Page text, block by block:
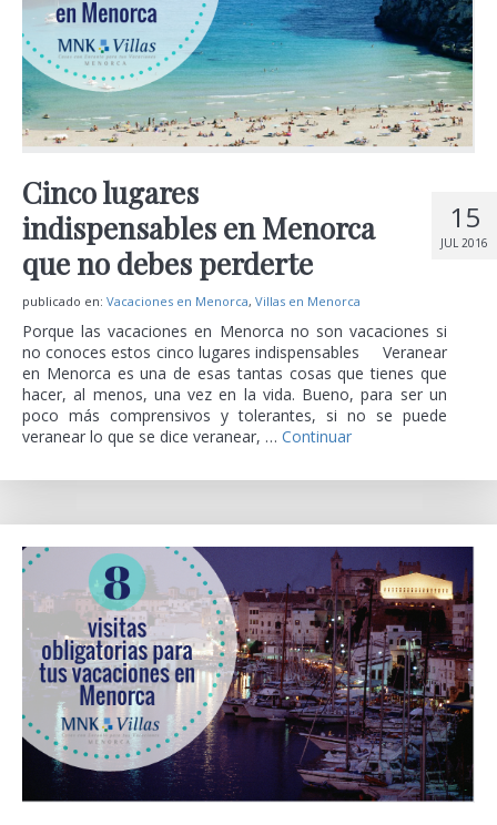
15
JUL 2016
Cinco lugares
indispensables en Menorca
que no debes perderte
publicado en: Vacaciones en Menorca, Villas en Menorca
Porque las vacaciones en Menorca no son vacaciones si
no conoces estos cinco lugares indispensables Veranear
en Menorca es una de esas tantas cosas que tienes que
hacer, al menos, una vez en la vida. Bueno, para ser un
poco más comprensivos y tolerantes, si no se puede
veranear lo que se dice veranear, … Continuar